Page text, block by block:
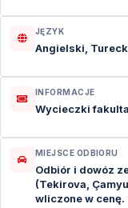
JĘZYK
Angielski,
INFORMACJE
Wycieczki
MIEJSCE ODBIORU
Odbiór i dowóz
(Tekirova,
wliczone w cenę.